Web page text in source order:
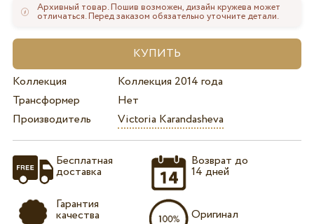
Архивный товар. Пошив возможен, дизайн кружева может
отличаться. Перед заказом обязательно уточните детали.
Коллекция
Коллекция 2014 года
Трансформер
Нет
Производитель
Victoria Karandasheva
Бесплатная
доставка
Гарантия
качества
Возврат до
14 дней
Оригинал